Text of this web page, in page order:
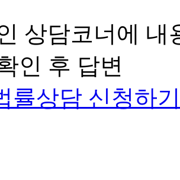
상담코너에 내
인 후 답변
률상담 신청하기